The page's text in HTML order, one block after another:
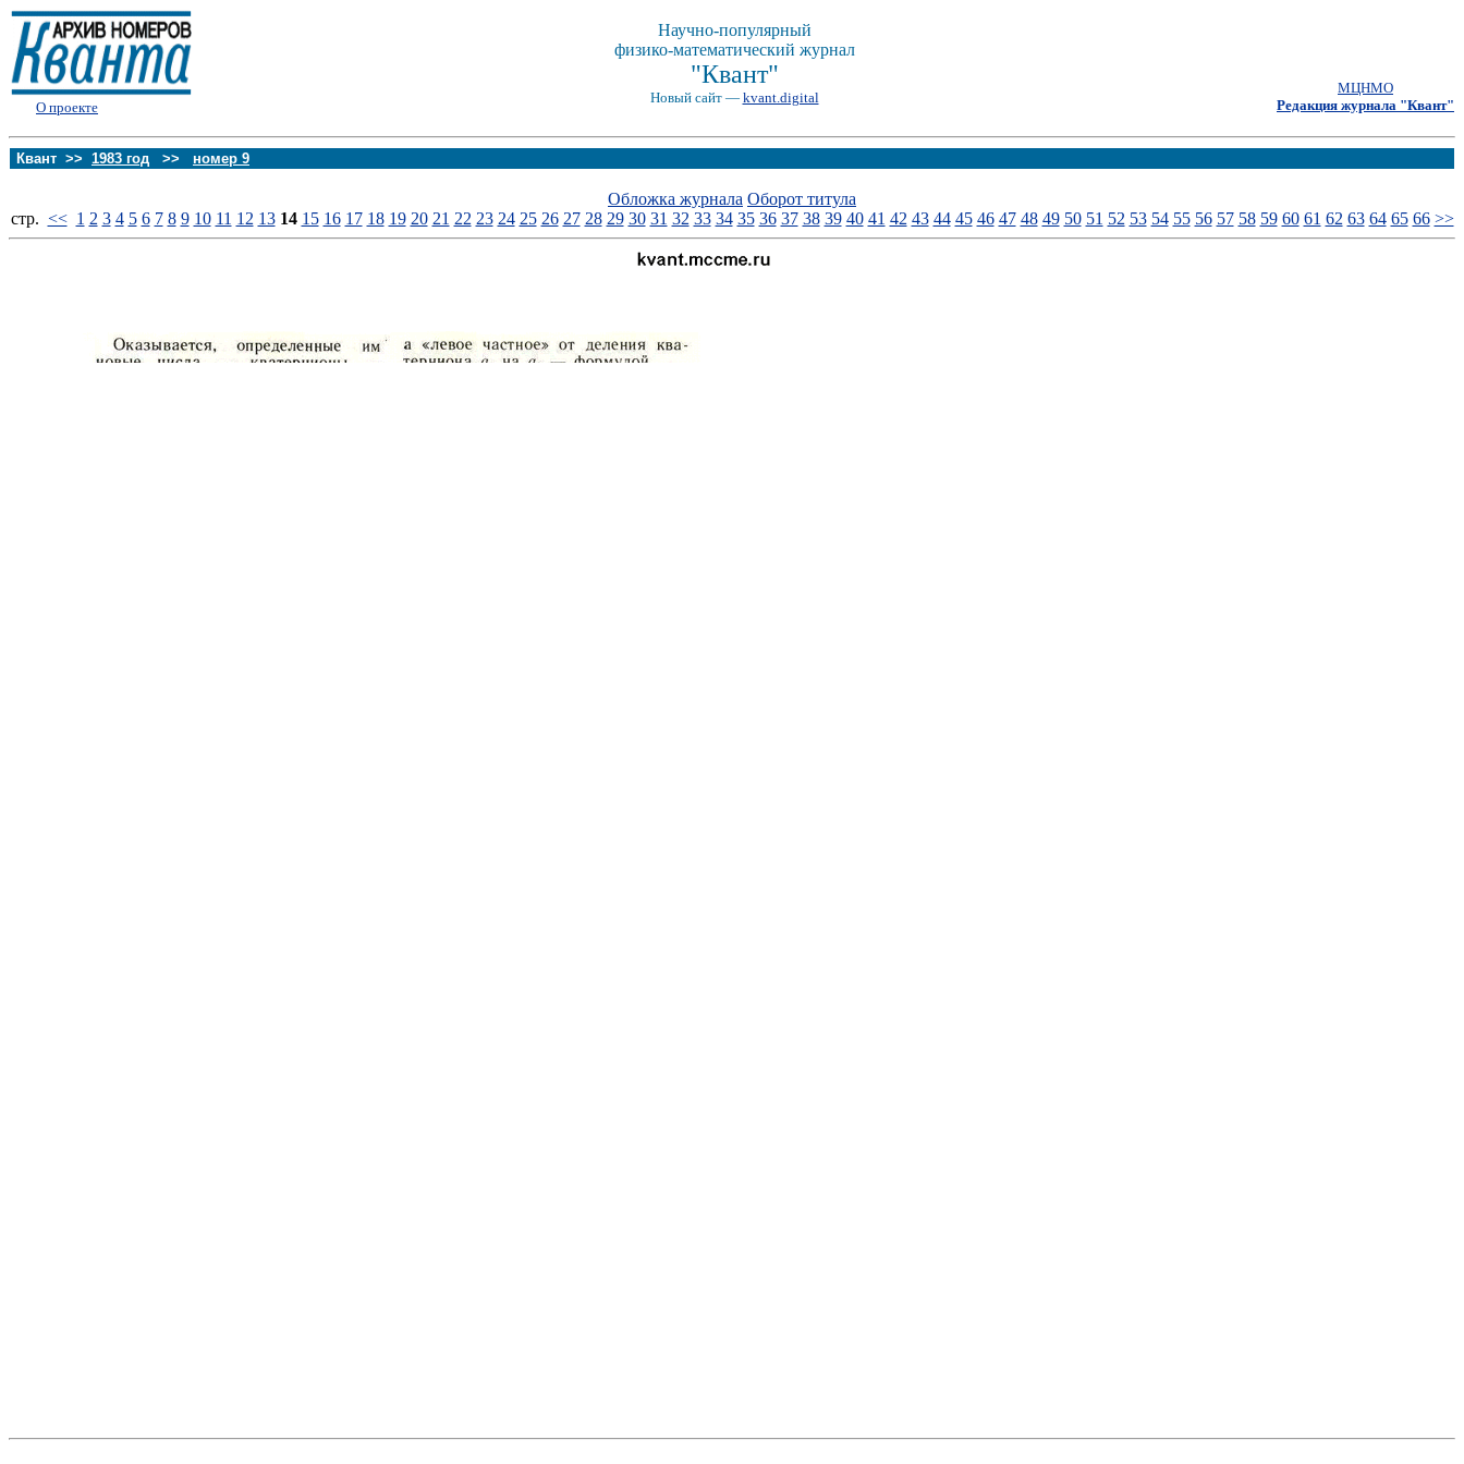
О проекте
Научно-популярный
физико-математический журнал
"Квант"
Новый сайт — kvant.digital
МЦНМО
Редакция журнала "Квант"
Квант >> 1983 год >> номер 9
Обложка журнала Оборот титула
стp. << 1 2 3 4 5 6 7 8 9 10 11 12 13 14 15 16 17 18 19 20 21 22 23 24 25 26 27 28 29 30 31 32 33 34 35 36 37 38 39 40 41 42 43 44 45 46 47 48 49 50 51 52 53 54 55 56 57 58 59 60 61 62 63 64 65 66 >>